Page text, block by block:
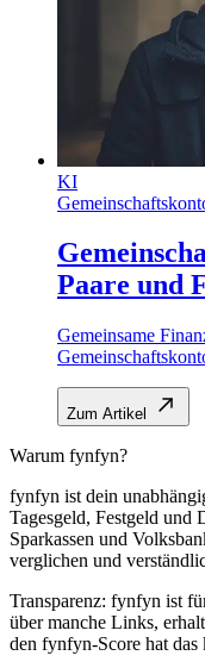
KI
Paare und
Gemeinsame
Zum Artikel
Warum fynfyn?
fynfyn ist dein
Tagesgeld, Festgeld
Sparkassen und
verglichen und
Transparenz: fynfyn ist
über manche Links,
den fynfyn-Score hat das